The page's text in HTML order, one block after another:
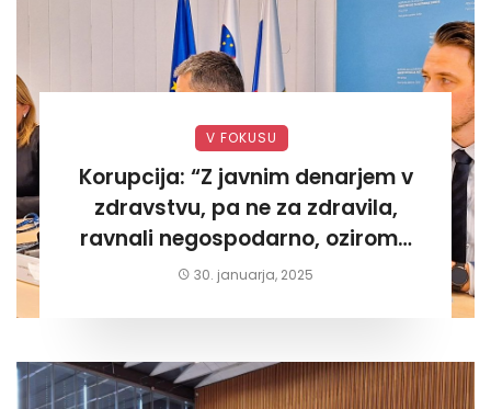
V FOKUSU
Korupcija: “Z javnim denarjem v
zdravstvu, pa ne za zdravila,
ravnali negospodarno, oziroma
za lastni žep. Tokrat na Žalskem«
30. januarja, 2025